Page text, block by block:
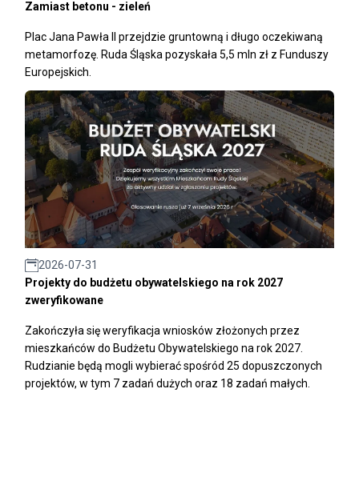
Zamiast betonu - zieleń
Plac Jana Pawła II przejdzie gruntowną i długo oczekiwaną
metamorfozę. Ruda Śląska pozyskała 5,5 mln zł z Funduszy
Europejskich.
2026-07-31
Projekty do budżetu obywatelskiego na rok 2027
zweryfikowane
Zakończyła się weryfikacja wniosków złożonych przez
mieszkańców do Budżetu Obywatelskiego na rok 2027.
Rudzianie będą mogli wybierać spośród 25 dopuszczonych
projektów, w tym 7 zadań dużych oraz 18 zadań małych.